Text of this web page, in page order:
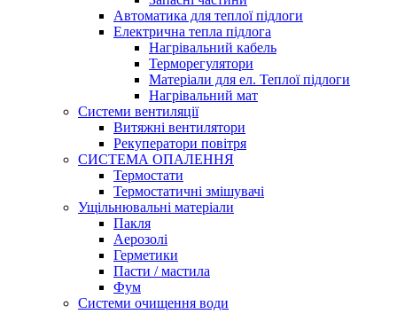
Автоматика для теплої підлоги
Електрична тепла підлога
Нагрівальний кабель
Терморегулятори
Матеріали для ел. Теплої підлоги
Нагрівальний мат
Системи вентиляції
Витяжні вентилятори
Рекуператори повітря
СИСТЕМА ОПАЛЕННЯ
Термостати
Термостатичні змішувачі
Ущільнювальні матеріали
Пакля
Аерозолі
Герметики
Пасти / мастила
Фум
Системи очищення води